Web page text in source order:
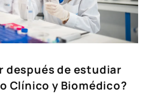
después de estudiar
Clínico y Biomédico?